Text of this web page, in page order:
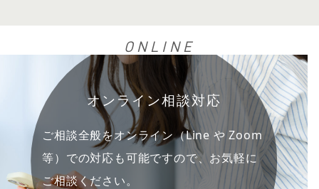
ONLINE
オンライン相談対応
ご相談全般をオンライン（Line や Zoom
等）での対応も可能ですので、お気軽に
ご相談ください。